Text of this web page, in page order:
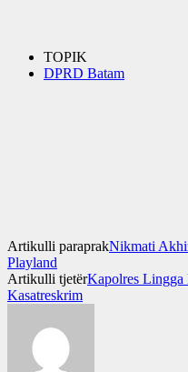
TOPIK
DPRD Batam
Artikulli paraprakNikmati
Playland
Artikulli tjetërKapolres Lingga
Kasatreskrim